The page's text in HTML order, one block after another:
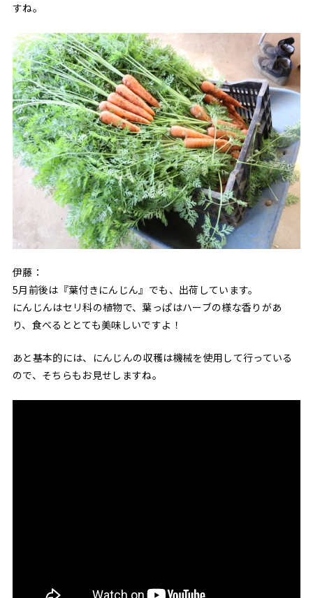
すね。
伊藤：
5月前後は『葉付きにんじん』でも、出荷しています。
にんじんはセリ科の植物で、葉っぱはハーブの様な香りがあ
り、食べるととても美味しいですよ！
あと基本的には、にんじんの収穫は機械を使用して行っている
ので、そちらもお見せしますね。